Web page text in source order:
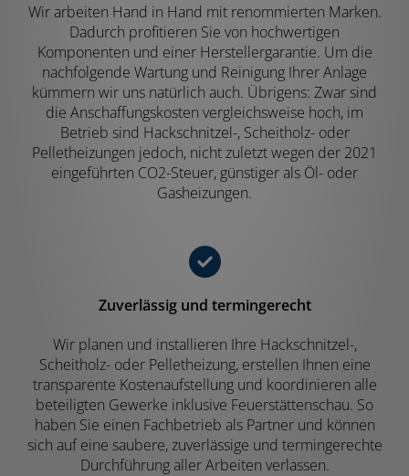
Wir arbeiten Hand in Hand mit renommierten Marken.
Dadurch profitieren Sie von hochwertigen
Komponenten und einer Herstellergarantie. Um die
nachfolgende Wartung und Reinigung Ihrer Anlage
kümmern wir uns natürlich auch. Übrigens: Zwar sind
die Anschaffungskosten vergleichsweise hoch, im
Betrieb sind Hackschnitzel-, Scheitholz- oder
Pelletheizungen jedoch, nicht zuletzt wegen der 2021
eingeführten CO2-Steuer, günstiger als Öl- oder
Gasheizungen.
Zuverlässig und termingerecht
Wir planen und installieren Ihre Hackschnitzel-,
Scheitholz- oder Pelletheizung, erstellen Ihnen eine
transparente Kostenaufstellung und koordinieren alle
beteiligten Gewerke inklusive Feuerstättenschau. So
haben Sie einen Fachbetrieb als Partner und können
sich auf eine saubere, zuverlässige und termingerechte
Durchführung aller Arbeiten verlassen.